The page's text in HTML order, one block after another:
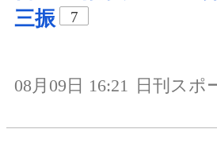
三振
7
08月09日 16:21 日刊スポ